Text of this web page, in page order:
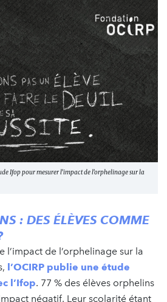
Ifop pour mesurer l’impact de l’orphelinage sur la
: DES ÉLÈVES COMME
l’impact de l’orphelinage sur la
l’OCIRP publie une étude
l’Ifop. 77 % des élèves orphelins
négatif. Leur scolarité étant